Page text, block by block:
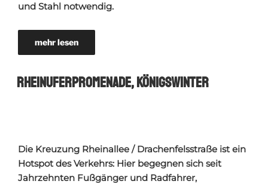
und Stahl notwendig.
mehr lesen
Rheinuferpromenade, Königswinter
Die Kreuzung Rheinallee / Drachenfelsstraße ist ein
Hotspot des Verkehrs: Hier begegnen sich seit
Jahrzehnten Fußgänger und Radfahrer,